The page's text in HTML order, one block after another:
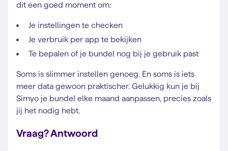
dit een goed moment om:
Je instellingen te checken
Je verbruik per app te bekijken
Te bepalen of je bundel nog bij je gebruik past
Soms is slimmer instellen genoeg. En soms is iets
meer data gewoon praktischer. Gelukkig kun je bij
Simyo je bundel elke maand aanpassen, precies zoals
jij het nodig hebt.
Vraag? Antwoord